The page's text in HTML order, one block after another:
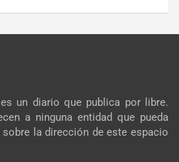
un diario que publica por libre.
a ninguna entidad que pueda
la dirección de este espacio